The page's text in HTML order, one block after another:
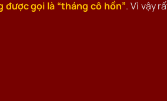
gọi là “tháng cô hồn”. Vì vậy